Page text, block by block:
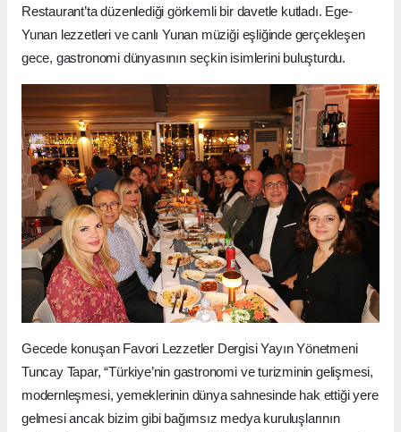
Restaurant’ta düzenlediği görkemli bir davetle kutladı. Ege-
Yunan lezzetleri ve canlı Yunan müziği eşliğinde gerçekleşen
gece, gastronomi dünyasının seçkin isimlerini buluşturdu.
Gecede konuşan Favori Lezzetler Dergisi Yayın Yönetmeni
Tuncay Tapar, “Türkiye’nin gastronomi ve turizminin gelişmesi,
modernleşmesi, yemeklerinin dünya sahnesinde hak ettiği yere
gelmesi ancak bizim gibi bağımsız medya kuruluşlarının